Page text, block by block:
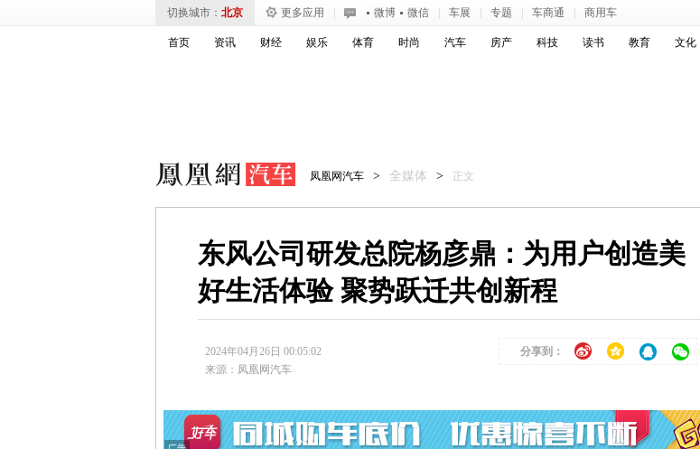
切换城市： 北京 更多应用 微博 微信 车展 专题 车商通 商用车
首页 资讯 财经 娱乐 体育 时尚 汽车 房产 科技 读书 教育 文化
凤凰网汽车 > 全媒体 > 正文
东风公司研发总院杨彦鼎：为用户创造美
好生活体验 聚势跃迁共创新程
2024年04月26日 00:05:02
分享到：
来源： 凤凰网汽车